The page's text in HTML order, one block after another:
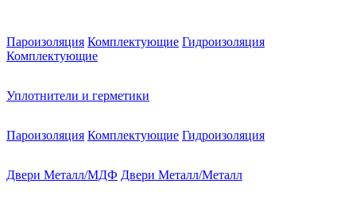
Пароизоляция Комплектующие Гидроизоляция
Комплектующие
Уплотнители и герметики
Пароизоляция Комплектующие Гидроизоляция
Двери Металл/МДФ Двери Металл/Металл